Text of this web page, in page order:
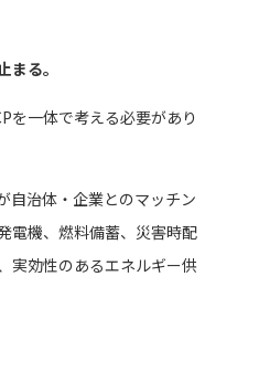
る。
を一体で考える必要があり
自治体・企業とのマッチン
電機、燃料備蓄、災害時配
実効性のあるエネルギー供